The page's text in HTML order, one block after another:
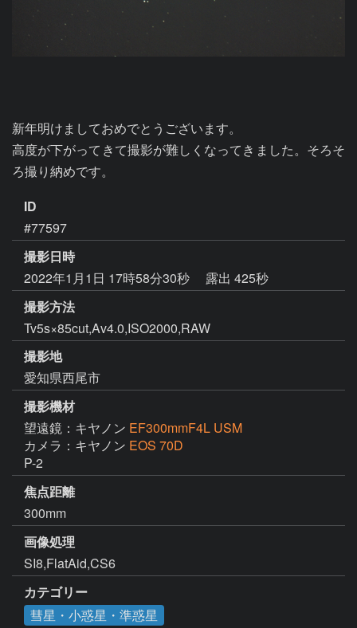
新年明けましておめでとうございます。
高度が下がってきて撮影が難しくなってきました。そろそ
ろ撮り納めです。
ID
#77597
撮影日時
2022年1月1日 17時58分30秒
露出 425秒
撮影方法
Tv5s×85cut,Av4.0,ISO2000,RAW
撮影地
愛知県西尾市
撮影機材
望遠鏡：キヤノン EF300mmF4L USM
カメラ：キヤノン EOS 70D
P-2
焦点距離
300mm
画像処理
SI8,FlatAid,CS6
カテゴリー
彗星・小惑星・準惑星